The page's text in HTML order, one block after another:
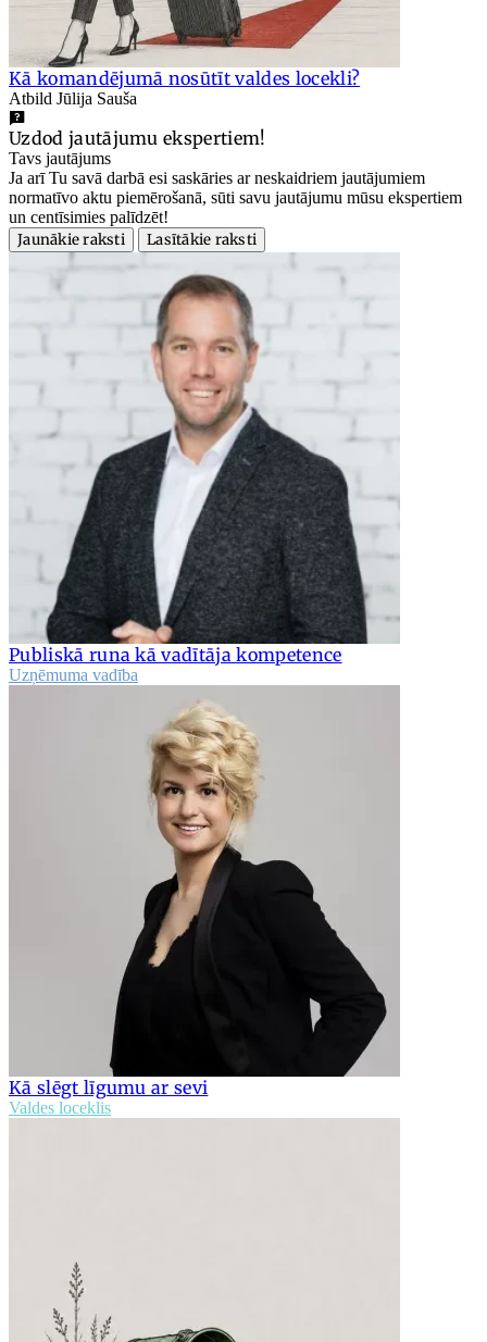
Kā komandējumā nosūtīt valdes locekli?
Atbild Jūlija Sauša
Uzdod jautājumu ekspertiem!
Tavs jautājums
Ja arī Tu savā darbā esi saskāries ar neskaidriem jautājumiem
normatīvo aktu piemērošanā, sūti savu jautājumu mūsu ekspertiem
un centīsimies palīdzēt!
Jaunākie raksti
Lasītākie raksti
Publiskā runa kā vadītāja kompetence
Uzņēmuma vadība
Kā slēgt līgumu ar sevi
Valdes loceklis